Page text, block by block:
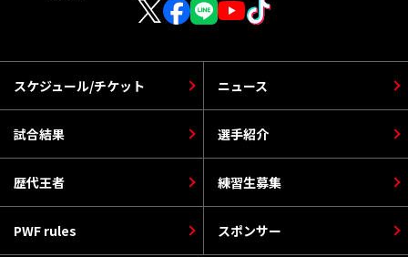
スケジュール/チケット
選手紹介
PWF rules
ニュース
歴代王者
スポンサー
試合結果
練習生募集